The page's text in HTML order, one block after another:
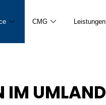
CMG Leistungen
IM UMLAND